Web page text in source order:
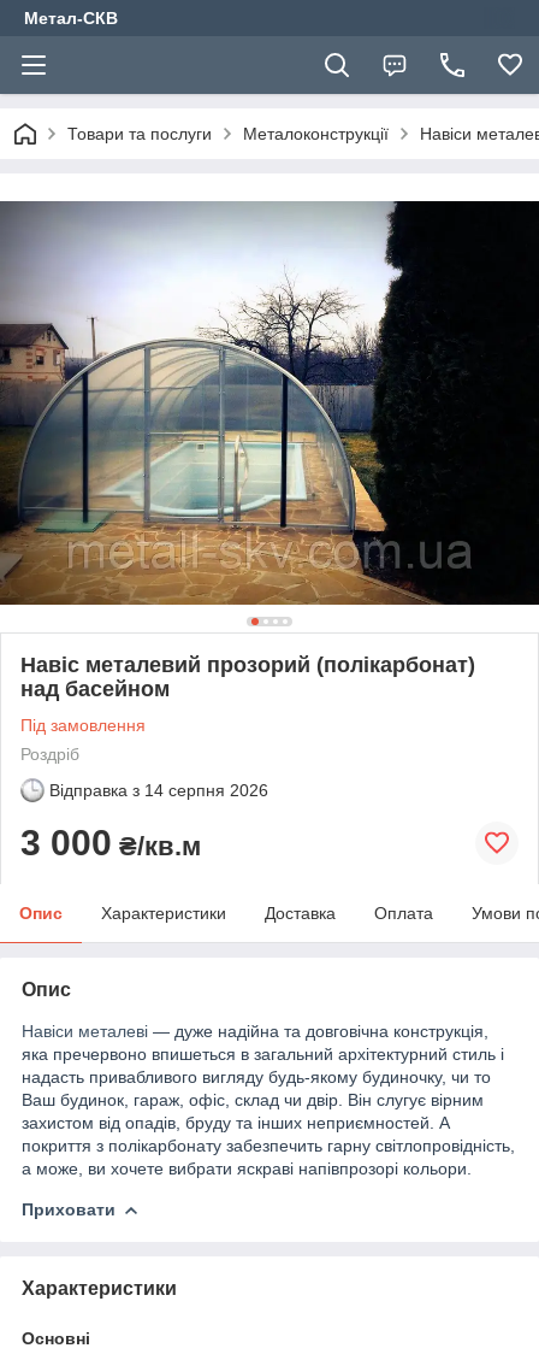
Метал-СКВ
Товари та послуги Металоконструкції Навіси
Навіс металевий прозорий (полікарбонат)
над басейном
Під замовлення
Роздріб
Відправка з 14 серпня 2026
3 000 ₴/кв.м
Опис Характеристики Доставка Оплата Умови
Опис
Навіси металеві — дуже надійна та довговічна конструкція,
яка пречервоно впишеться в загальний архітектурний стиль і
надасть привабливого вигляду будь-якому будиночку, чи то
Ваш будинок, гараж, офіс, склад чи двір. Він слугує вірним
захистом від опадів, бруду та інших неприємностей. А
покриття з полікарбонату забезпечить гарну світлопровідність,
а може, ви хочете вибрати яскраві напівпрозорі кольори.
Приховати
Характеристики
Основні